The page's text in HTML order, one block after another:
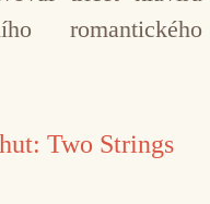
romantického
Two Strings